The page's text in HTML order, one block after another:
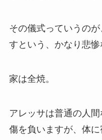
その儀式っていうの
すという、かなり悲惨
家は全焼。
アレッサは普通の人
傷を負いますが、体